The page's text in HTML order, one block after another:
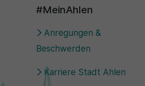
#MeinAhlen
Anregungen &
Beschwerden
Karriere Stadt Ahlen